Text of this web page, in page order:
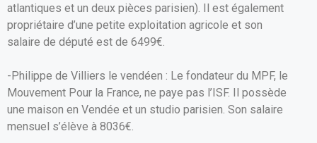
atlantiques et un deux pièces parisien). Il est également
propriétaire d’une petite exploitation agricole et son
salaire de député est de 6499€.
-Philippe de Villiers le vendéen : Le fondateur du MPF, le
Mouvement Pour la France, ne paye pas l’ISF. Il possède
une maison en Vendée et un studio parisien. Son salaire
mensuel s’élève à 8036€.